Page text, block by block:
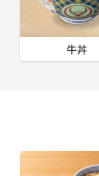
牛丼